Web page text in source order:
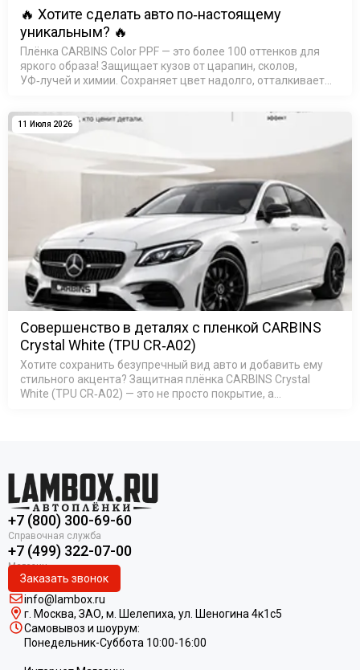
🔥 Хотите сделать авто по‑настоящему
уникальным? 🔥
Плёнка CARBINS Color PPF — это более 100 оттенков для
яркого образа! Защищает кузов от царапин, сколов,
УФ‑лучей и химии. Сохраняет цвет надолго, отталкивает
службы &mdas…
11 Июля 2026
Совершенство в деталях с пленкой CARBINS
Crystal White (TPU CR‑A02)
Хотите сохранить безупречный вид авто и добавить ему
стильного акцента? Защитная плёнка CARBINS Crystal
White (TPU CR‑A02) — это не просто покрытие, а
+7 (800) 300-69-60
+7 (499) 322-07-00
Заказать звонок
info@lambox.ru
г. Москва, ЗАО, м. Шелепиха, ул. Шеногина 4к1c5
Самовывоз и шоурум:
Понедельник-Суббота 10:00-16:00